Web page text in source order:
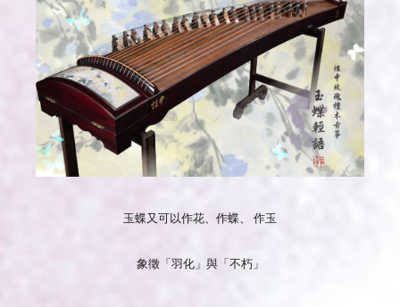
玉蝶又可以作花、作蝶、 作玉
象徵「羽化」與「不朽」